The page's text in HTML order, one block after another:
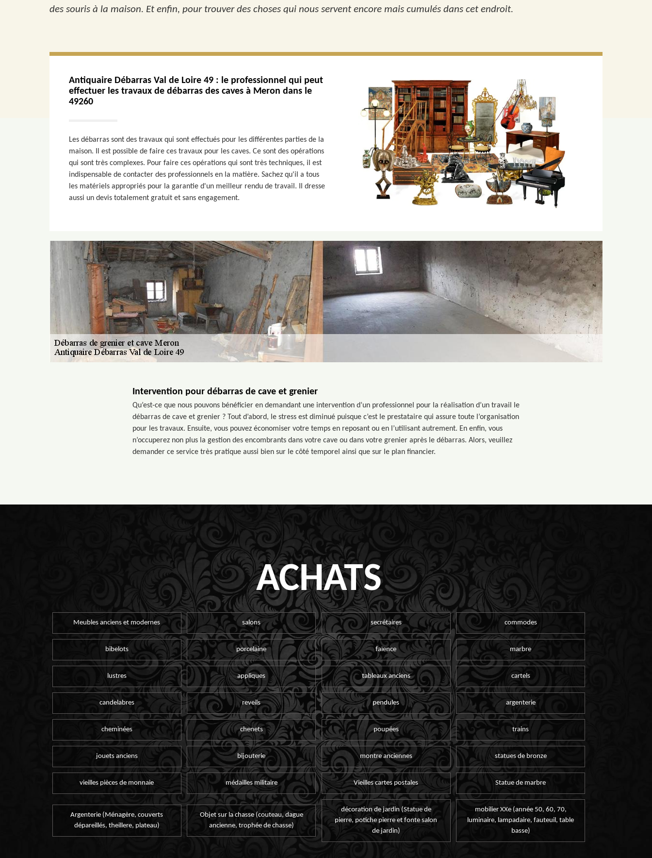
des souris à la maison. Et enfin, pour trouver des choses qui nous servent encore mais cumulés dans cet endroit.
Antiquaire Débarras Val de Loire 49 : le professionnel qui peut
effectuer les travaux de débarras des caves à Meron dans le
49260
Les débarras sont des travaux qui sont effectués pour les différentes parties de la
maison. Il est possible de faire ces travaux pour les caves. Ce sont des opérations
qui sont très complexes. Pour faire ces opérations qui sont très techniques, il est
indispensable de contacter des professionnels en la matière. Sachez qu'il a tous
les matériels appropriés pour la garantie d'un meilleur rendu de travail. Il dresse
aussi un devis totalement gratuit et sans engagement.
Intervention pour débarras de cave et grenier
Qu’est-ce que nous pouvons bénéficier en demandant une intervention d’un professionnel pour la réalisation d’un travail le
débarras de cave et grenier ? Tout d’abord, le stress est diminué puisque c’est le prestataire qui assure toute l’organisation
pour les travaux. Ensuite, vous pouvez économiser votre temps en reposant ou en l’utilisant autrement. En enfin, vous
n’occuperez non plus la gestion des encombrants dans votre cave ou dans votre grenier après le débarras. Alors, veuillez
demander ce service très pratique aussi bien sur le côté temporel ainsi que sur le plan financier.
ACHATS
Meubles anciens et modernes salons secrétaires commodes
bibelots porcelaine faïence marbre
lustres appliques tableaux anciens cartels
candelabres reveils pendules argenterie
cheminées chenets poupées trains
jouets anciens bijouterie montre anciennes statues de bronze
vieilles pièces de monnaie médailles militaire Vieilles cartes postales Statue de marbre
Argenterie (Ménagère, couverts
dépareillés, theillere, plateau)
Objet sur la chasse (couteau, dague
ancienne, trophée de chasse)
décoration de jardin (Statue de
pierre, potiche pierre et fonte salon
de jardin)
mobilier XXe (année 50, 60, 70,
luminaire, lampadaire, fauteuil, table
basse)